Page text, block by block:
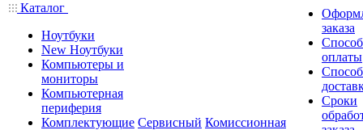
Каталог
Ноутбуки
New Ноутбуки
Компьютеры и
мониторы
Компьютерная
периферия
Комплектующие Сервисный Комиссионная
заказа
оплаты
Сроки